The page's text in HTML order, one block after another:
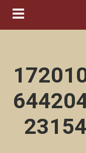
Navigation ein-/